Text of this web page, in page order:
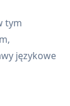
tym
językowe